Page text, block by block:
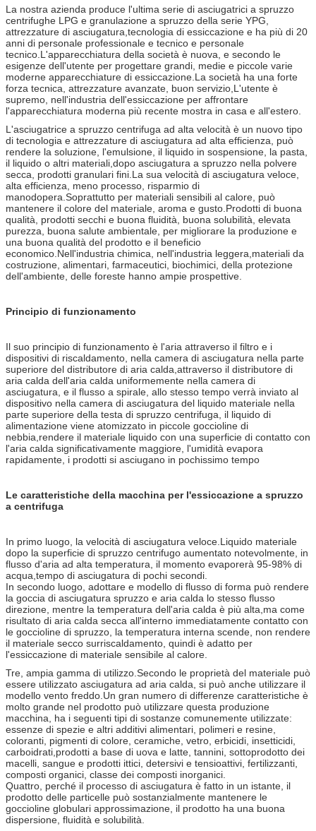
La nostra azienda produce l'ultima serie di asciugatrici a spruzzo
centrifughe LPG e granulazione a spruzzo della serie YPG,
attrezzature di asciugatura,tecnologia di essiccazione e ha più di 20
anni di personale professionale e tecnico e personale
tecnico.L'apparecchiatura della società è nuova, e secondo le
esigenze dell'utente per progettare grandi, medie e piccole varie
moderne apparecchiature di essiccazione.La società ha una forte
forza tecnica, attrezzature avanzate, buon servizio,L'utente è
supremo, nell'industria dell'essiccazione per affrontare
l'apparecchiatura moderna più recente mostra in casa e all'estero.
L'asciugatrice a spruzzo centrifuga ad alta velocità è un nuovo tipo
di tecnologia e attrezzature di asciugatura ad alta efficienza, può
rendere la soluzione, l'emulsione, il liquido in sospensione, la pasta,
il liquido o altri materiali,dopo asciugatura a spruzzo nella polvere
secca, prodotti granulari fini.La sua velocità di asciugatura veloce,
alta efficienza, meno processo, risparmio di
manodopera.Soprattutto per materiali sensibili al calore, può
mantenere il colore del materiale, aroma e gusto.Prodotti di buona
qualità, prodotti secchi e buona fluidità, buona solubilità, elevata
purezza, buona salute ambientale, per migliorare la produzione e
una buona qualità del prodotto e il beneficio
economico.Nell'industria chimica, nell'industria leggera,materiali da
costruzione, alimentari, farmaceutici, biochimici, della protezione
dell'ambiente, delle foreste hanno ampie prospettive.
Principio di funzionamento
Il suo principio di funzionamento è l'aria attraverso il filtro e i
dispositivi di riscaldamento, nella camera di asciugatura nella parte
superiore del distributore di aria calda,attraverso il distributore di
aria calda dell'aria calda uniformemente nella camera di
asciugatura, e il flusso a spirale, allo stesso tempo verrà inviato al
dispositivo nella camera di asciugatura del liquido materiale nella
parte superiore della testa di spruzzo centrifuga, il liquido di
alimentazione viene atomizzato in piccole goccioline di
nebbia,rendere il materiale liquido con una superficie di contatto con
l'aria calda significativamente maggiore, l'umidità evapora
rapidamente, i prodotti si asciugano in pochissimo tempo
Le caratteristiche della macchina per l'essiccazione a spruzzo
a centrifuga
In primo luogo, la velocità di asciugatura veloce.Liquido materiale
dopo la superficie di spruzzo centrifugo aumentato notevolmente, in
flusso d'aria ad alta temperatura, il momento evaporerà 95-98% di
acqua,tempo di asciugatura di pochi secondi.
In secondo luogo, adottare e modello di flusso di forma può rendere
la goccia di asciugatura spruzzo e aria calda lo stesso flusso
direzione, mentre la temperatura dell'aria calda è più alta,ma come
risultato di aria calda secca all'interno immediatamente contatto con
le goccioline di spruzzo, la temperatura interna scende, non rendere
il materiale secco surriscaldamento, quindi è adatto per
l'essiccazione di materiale sensibile al calore.
Tre, ampia gamma di utilizzo.Secondo le proprietà del materiale può
essere utilizzato asciugatura ad aria calda, si può anche utilizzare il
modello vento freddo.Un gran numero di differenze caratteristiche è
molto grande nel prodotto può utilizzare questa produzione
macchina, ha i seguenti tipi di sostanze comunemente utilizzate:
essenze di spezie e altri additivi alimentari, polimeri e resine,
coloranti, pigmenti di colore, ceramiche, vetro, erbicidi, insetticidi,
carboidrati,prodotti a base di uova e latte, tannini, sottoprodotto dei
macelli, sangue e prodotti ittici, detersivi e tensioattivi, fertilizzanti,
composti organici, classe dei composti inorganici.
Quattro, perché il processo di asciugatura è fatto in un istante, il
prodotto delle particelle può sostanzialmente mantenere le
goccioline globulari approssimazione, il prodotto ha una buona
dispersione, fluidità e solubilità.